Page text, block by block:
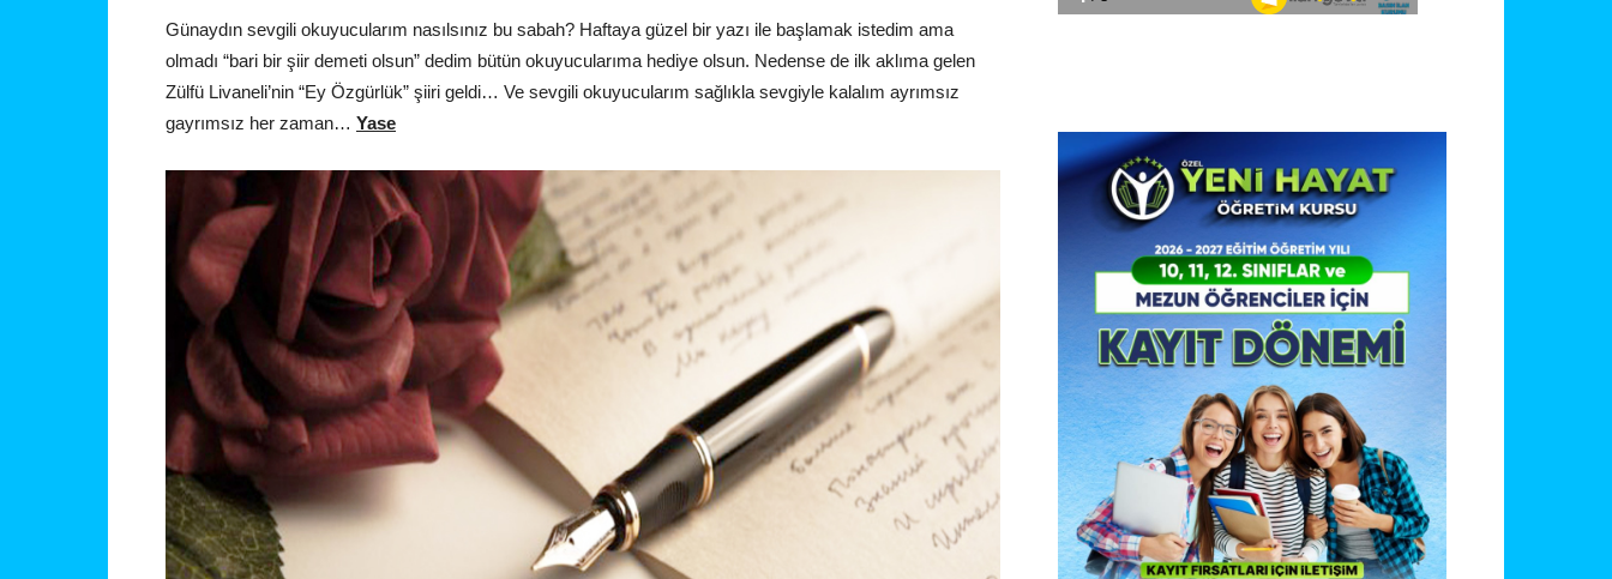
Günaydın sevgili okuyucularım nasılsınız bu sabah? Haftaya güzel bir yazı ile başlamak istedim ama
olmadı “bari bir şiir demeti olsun” dedim bütün okuyucularıma hediye olsun. Nedense de ilk aklıma gelen
Zülfü Livaneli’nin “Ey Özgürlük” şiiri geldi… Ve sevgili okuyucularım sağlıkla sevgiyle kalalım ayrımsız
gayrımsız her zaman… Yase